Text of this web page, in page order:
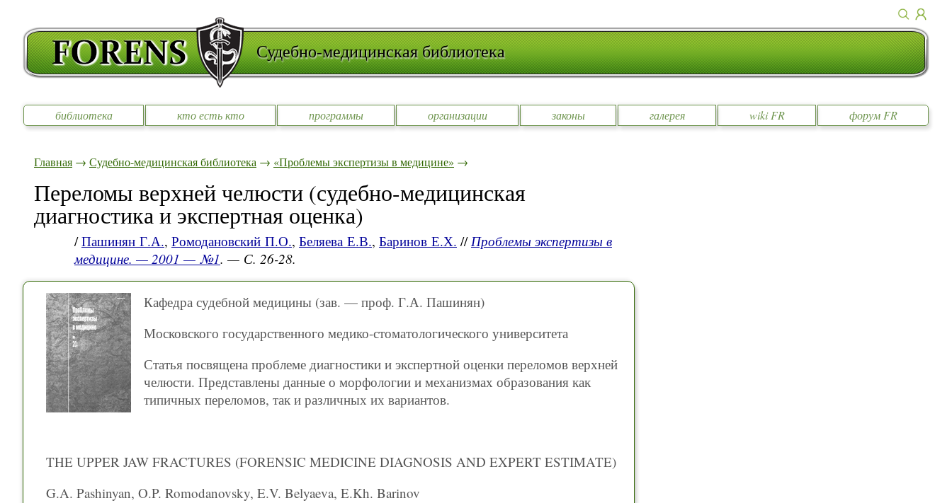
Судебно-медицинская библиотека
библиотека кто есть кто программы организации законы галерея wiki FR форум FR
Главная → Судебно-медицинская библиотека → «Проблемы экспертизы в медицине» →
Переломы верхней челюсти (судебно-медицинская
диагностика и экспертная оценка)
/Пашинян Г.А., Ромодановский П.О., Беляева Е.В., Баринов Е.Х. //Проблемы экспертизы в
медицине. — 2001 — №1. — С. 26-28.
Кафедра судебной медицины (зав. — проф. Г.А. Пашинян)
Московского государственного медико-стоматологического университета
Статья посвящена проблеме диагностики и экспертной оценки переломов верхней
челюсти. Представлены данные о морфологии и механизмах образования как
типичных переломов, так и различных их вариантов.
THE UPPER JAW FRACTURES (FORENSIC MEDICINE DIAGNOSIS AND EXPERT ESTIMATE)
G.A. Pashinyan, O.P. Romodanovsky, E.V. Belyaeva, E.Kh. Barinov